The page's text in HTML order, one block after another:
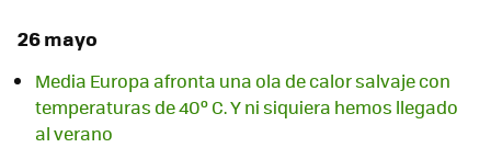
26 mayo
Media Europa afronta una ola de calor salvaje con
temperaturas de 40º C. Y ni siquiera hemos llegado
al verano